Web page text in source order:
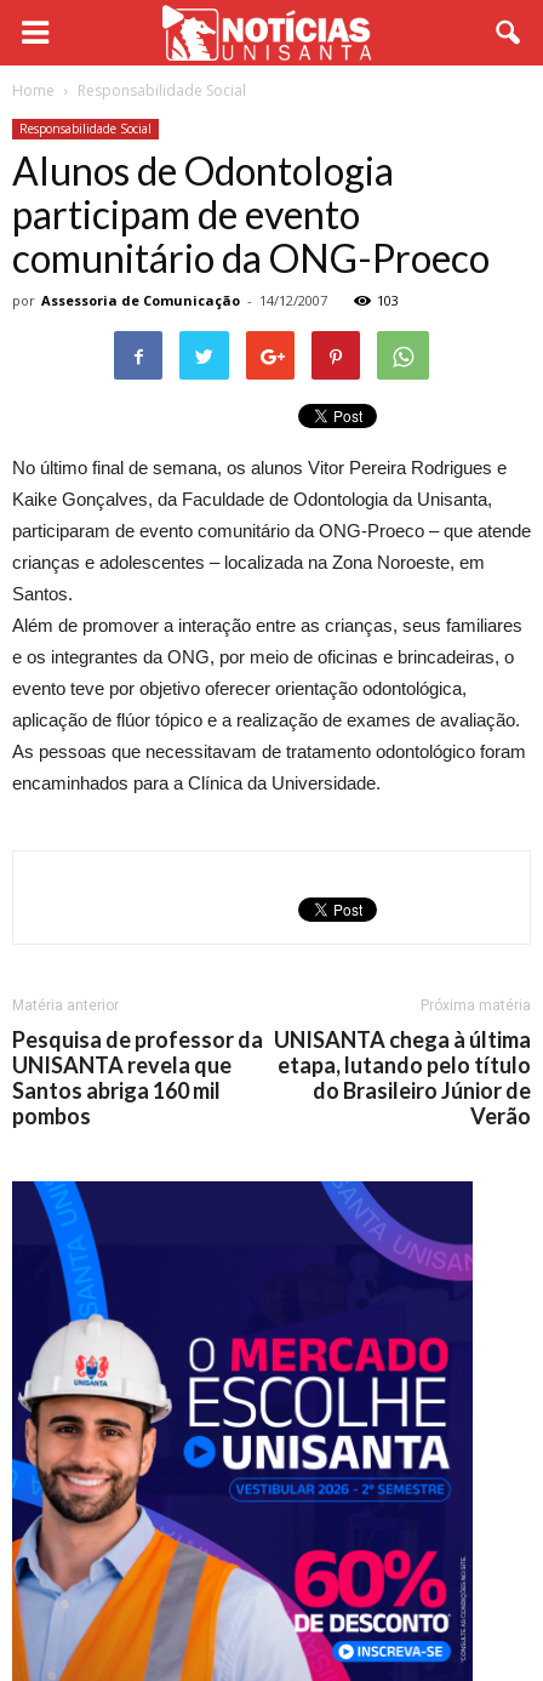
Home Responsabilidade Social
Responsabilidade Social
Alunos de Odontologia
participam de evento
comunitário da ONG-Proeco
por Assessoria de Comunicação - 14/12/2007 103
No último final de semana, os alunos Vitor Pereira Rodrigues e
Kaike Gonçalves, da Faculdade de Odontologia da Unisanta,
participaram de evento comunitário da ONG-Proeco – que atende
crianças e adolescentes – localizada na Zona Noroeste, em
Santos.
Além de promover a interação entre as crianças, seus familiares
e os integrantes da ONG, por meio de oficinas e brincadeiras, o
evento teve por objetivo oferecer orientação odontológica,
aplicação de flúor tópico e a realização de exames de avaliação.
As pessoas que necessitavam de tratamento odontológico foram
encaminhados para a Clínica da Universidade.
Matéria anterior
Pesquisa de professor da
UNISANTA revela que
Santos abriga 160 mil
pombos
Próxima matéria
UNISANTA chega à última
etapa, lutando pelo título
do Brasileiro Júnior de
Verão